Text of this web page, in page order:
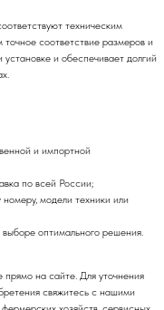
техническим
соответствие размеров и
и обеспечивает долгий
и импортной
по всей России;
модели техники или
выборе оптимального решения.
на сайте. Для уточнения
свяжитесь с нашими